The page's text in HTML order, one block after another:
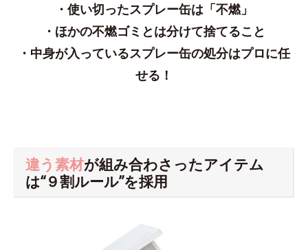
・使い切ったスプレー缶は「不燃」
・ほかの不燃ゴミとは分けて捨てること
・中身が入っているスプレー缶の処分はプロに任
せる！
違う素材が組み合わさったアイテム
は“９割ルール”を採用